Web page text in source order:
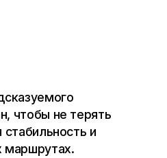
чтобы не терять
и
маршрутах.